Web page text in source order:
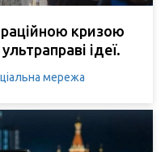
кризою
ідеї.
мережа